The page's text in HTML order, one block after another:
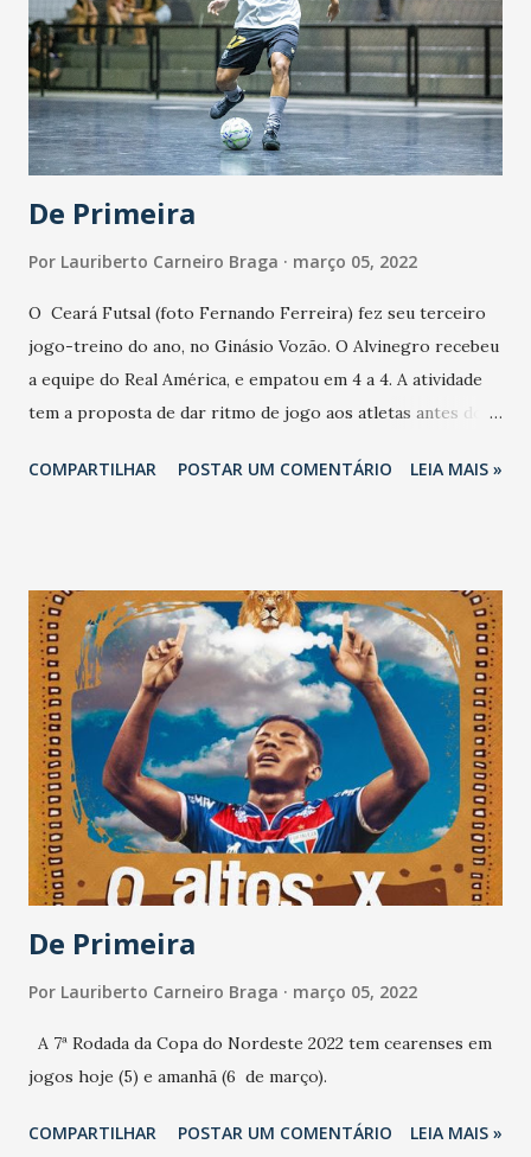
comissão, o foco se volta para o contato direto com a bola.
Mesmo que trabalhando valências físicas das atletas, este
não fica sendo o foco principal do trabalho. Além do foco
no trabalho da categoria em 2022, o trabalho vislumbra a
contribuição à categoria profissional da...
De Primeira
Por Lauriberto Carneiro Braga março 05, 2022
O Ceará Futsal (foto Fernando Ferreira) fez seu terceiro
jogo-treino do ano, no Ginásio Vozão. O Alvinegro recebeu
a equipe do Real América, e empatou em 4 a 4. A atividade
tem a proposta de dar ritmo de jogo aos atletas antes do
movimentação, a atividade contou com a presença de todos
para finalizar mais uma semana de treinamentos. O Mais
Querido estreia na temporada no próximo sábado (12),
contra o Jijoca, pela Copa Estado do Ceará.
COMPARTILHAR POSTAR UM COMENTÁRIO LEIA MAIS »
De Primeira
Por Lauriberto Carneiro Braga março 05, 2022
A 7ª Rodada da Copa do Nordeste 2022 tem cearenses em
jogos hoje (5) e amanhã (6 de março).
COMPARTILHAR POSTAR UM COMENTÁRIO LEIA MAIS »